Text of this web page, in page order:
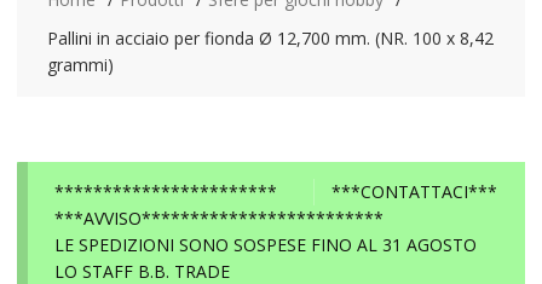
Pallini in acciaio per fionda Ø 12,700 mm. (NR. 100 x 8,42
grammi)
***CONTATTACI***
***********************
***AVVISO*************************
LE SPEDIZIONI SONO SOSPESE FINO AL 31 AGOSTO
LO STAFF B.B. TRADE